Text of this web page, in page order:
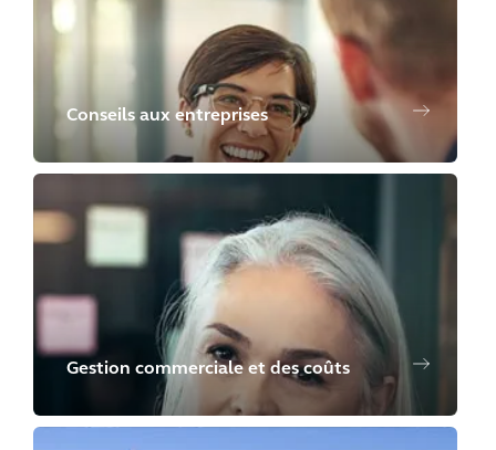
Conseils aux entreprises
Gestion commerciale et des coûts